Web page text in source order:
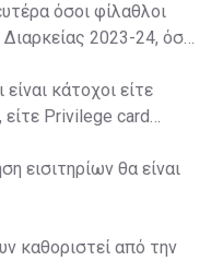
όσοι φίλαθλοι
Διαρκείας 2023-24, όσο
κάτοχοι είτε
είτε Privilege card
εισιτηρίων θα είναι
καθοριστεί από την